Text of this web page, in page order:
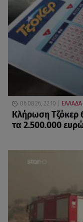
06.08.26, 22:10 ΕΛΛΑΔΑ
Κλήρωση Τζόκερ
τα 2.500.000